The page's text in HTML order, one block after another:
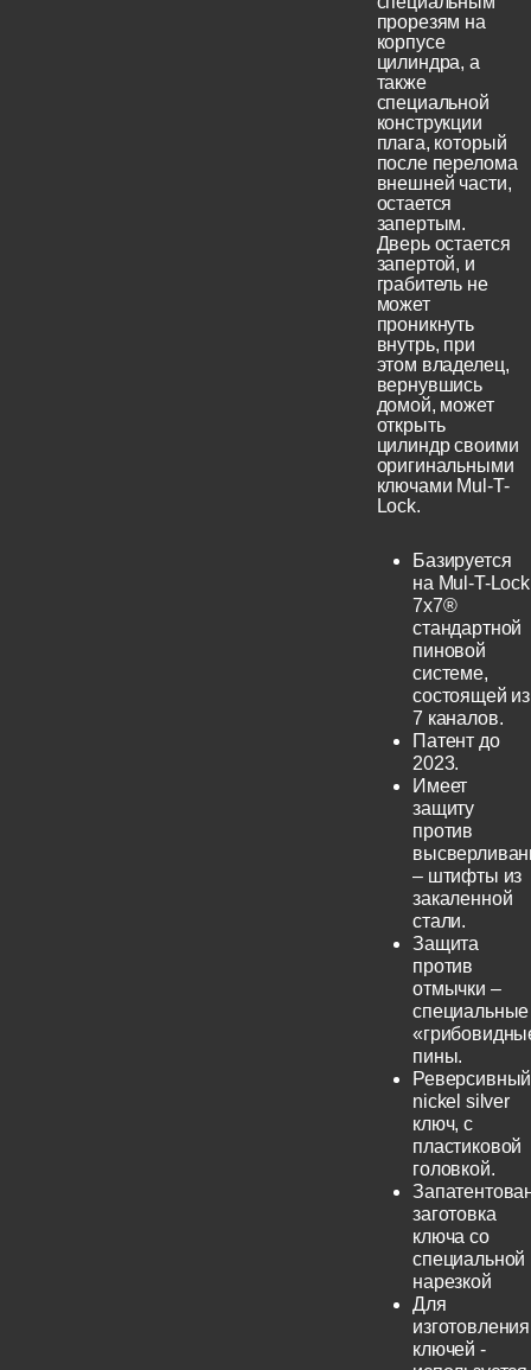
прорезям на
корпусе
цилиндра, а
также
специальной
конструкции
плага, который
после перелома
внешней части,
остается
запертым.
Дверь остается
запертой, и
грабитель не
может
проникнуть
внутрь, при
этом владелец,
вернувшись
домой, может
открыть
цилиндр своими
оригинальными
ключами Mul-T-
Lock.
Базируется
на Mul-T-Lock
7x7®
стандартной
пиновой
системе,
состоящей из
7 каналов.
Патент до
2023.
Имеет
защиту
против
– штифты из
закаленной
стали.
Защита
против
отмычки –
специальные
пины.
Реверсивный
nickel silver
ключ, с
пластиковой
головкой.
заготовка
ключа со
специальной
нарезкой
Для
изготовления
ключей -